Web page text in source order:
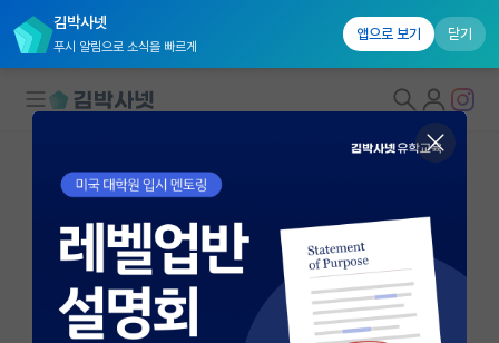
김박사넷
푸시 알림으로 소식을 빠르게
앱으로 보기 닫기
대학원생 모집
국내대학원 정보
연구실&오픈랩
연구실&오픈랩 홈